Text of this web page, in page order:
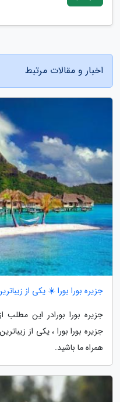
اخبار و مقالات مرتبط
جزیره بورا بورا ☀️ یکی از
جزیره بورا بورادر این مطلب
جزیره بورا بورا ، یکی از
همراه ما باشید.